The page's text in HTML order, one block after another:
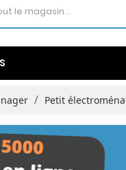
Petit